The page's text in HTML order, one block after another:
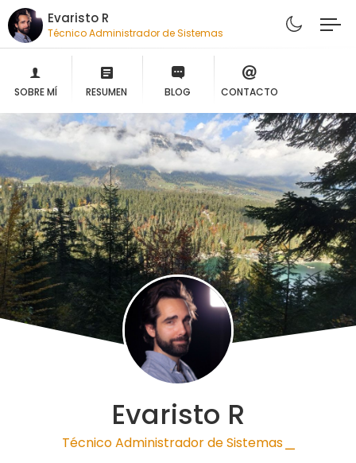
Evaristo R
Técnico Administrador de Sistemas
SOBRE MÍ RESUMEN BLOG CONTACTO
Evaristo R
Técnico Administrador de Sistemas |